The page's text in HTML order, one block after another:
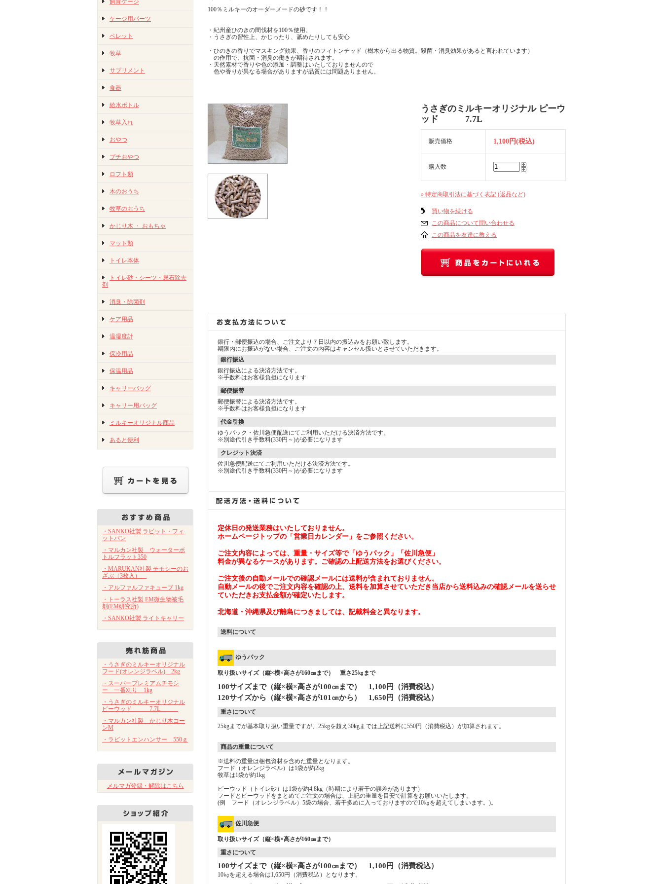
飼育ケージ
ケージ用パーツ
ペレット
牧草
サプリメント
食器
給水ボトル
牧草入れ
おやつ
プチおやつ
ロフト類
木のおうち
牧草のおうち
かじり木 ・ おもちゃ
マット類
トイレ本体
トイレ砂・シーツ・尿石除去
剤
消臭・除菌剤
ケア用品
温湿度計
保冷用品
保温用品
キャリーバッグ
キャリー用バッグ
ミルキーオリジナル商品
あると便利
・SANKO社製 ラビット・フィ
ットパン
・マルカン社製 ウォーターボ
トルフラット350
・MARUKAN社製 チモシーのお
ざぶ（3枚入）
・アルファルファキューブ 1kg
・トーラス社製 EM微生物被毛
剤(EM研究所)
・SANKO社製 ライトキャリー
・うさぎのミルキーオリジナル
フード(オレンジラベル) 2kg
・スーパープレミアムチモシ
ー 一番刈り 1kg
・うさぎのミルキーオリジナル
ピーウッド 7.7L
・マルカン社製 かじり木コー
ンM
・ラビットエンハンサー 550ｇ
メルマガ登録・解除はこちら
100％ミルキーのオーダーメードの砂です！！
・紀州産ひのきの間伐材を100％使用。
・うさぎの習性上、かじったり、舐めたりしても安心
・ひのきの香りでマスキング効果、香りのフィトンチッド（樹木から出る物質。殺菌・消臭効果があると言われています）
の作用で、抗菌・消臭の働きが期待されます。
・天然素材で香りや色の添加・調整はいたしておりませんので
色や香りが異なる場合がありますが品質には問題ありません。
うさぎのミルキーオリジナル ピーウ
ッド 7.7L
販売価格 1,100円(税込)
購入数
» 特定商取引法に基づく表記 (返品など)
買い物を続ける
この商品について問い合わせる
この商品を友達に教える
銀行・郵便振込の場合、ご注文より７日以内の振込みをお願い致します。
期限内にお振込がない場合、ご注文の内容はキャンセル扱いとさせていただきます。
銀行振込
銀行振込による決済方法です。
※手数料はお客様負担になります
郵便振替
郵便振替による決済方法です。
※手数料はお客様負担になります
代金引換
ゆうパック・佐川急便配送にてご利用いただける決済方法です。
※別途代引き手数料(330円～)が必要になります
クレジット決済
佐川急便配送にてご利用いただける決済方法です。
※別途代引き手数料(330円～)が必要になります
定休日の発送業務はいたしておりません。
ホームページトップの「営業日カレンダー」をご参照ください。
ご注文内容によっては、重量・サイズ等で「ゆうパック」「佐川急便」
料金が異なるケースがあります。ご確認の上配送方法をお選びください。
ご注文後の自動メールでの確認メールには送料が含まれておりません。
自動メールの後でご注文内容を確認の上、送料を加算させていただき当店から送料込みの確認メールを送らせ
ていただきお支払金額が確定いたします。
北海道・沖縄県及び離島につきましては、記載料金と異なります。
送料について
ゆうパック
取り扱いサイズ（縦×横×高さが160㎝まで） 重さ25㎏まで
100サイズまで（縦×横×高さが100㎝まで） 1,100円（消費税込）
120サイズから（縦×横×高さが101㎝から） 1,650円（消費税込）
重さについて
25kgまでが基本取り扱い重量ですが、25kgを超え30kgまでは上記送料に550円（消費税込）が加算されます。
商品の重量について
※送料の重量は梱包資材を含めた重量となります。
フード（オレンジラベル）は1袋が約2kg
牧草は1袋が約1kg
ピーウッド（トイレ砂）は1袋が約4.8kg（時期により若干の誤差があります）
フードとピーウッドをまとめてご注文の場合は、上記の重量を目安で計算をお願いいたします。
(例 フード（オレンジラベル）5袋の場合、若干多めに入っておりますので10㎏を超えてしまいます。)。
佐川急便
取り扱いサイズ（縦×横×高さが160㎝まで）
重さについて
100サイズまで（縦×横×高さが100㎝まで） 1,100円（消費税込）
10㎏を超える場合は1,650円（消費税込）となります。